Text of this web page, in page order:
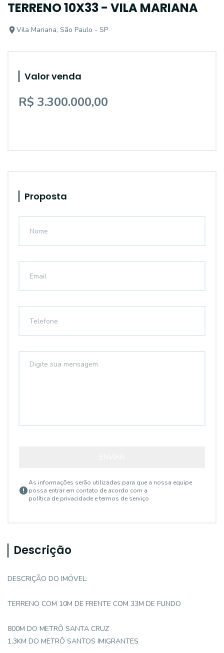
TERRENO 10X33 - VILA MARIANA
Vila Mariana, São Paulo - SP
Valor venda
R$ 3.300.000,00
Proposta
As informações serão utilizadas para que a nossa equipe
possa entrar em contato de acordo com a
política de privacidade e termos de serviço
Descrição
DESCRIÇÃO DO IMÓVEL:
TERRENO COM 10M DE FRENTE COM 33M DE FUNDO
800M DO METRÔ SANTA CRUZ
1.3KM DO METRÔ SANTOS IMIGRANTES